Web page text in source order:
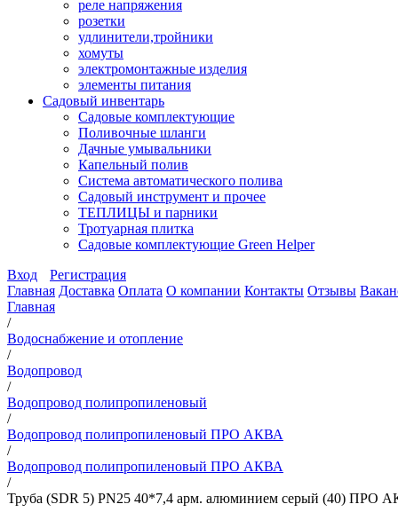
реле напряжения
розетки
удлинители,тройники
хомуты
электромонтажные изделия
элементы питания
Садовый инвентарь
Садовые комплектующие
Поливочные шланги
Дачные умывальники
Капельный полив
Система автоматического полива
Садовый инструмент и прочее
ТЕПЛИЦЫ и парники
Тротуарная плитка
Садовые комплектующие Green Helper
Вход
Регистрация
Главная Доставка Оплата О компании Контакты Отзывы
Главная
/
Водоснабжение и отопление
/
Водопровод
/
Водопровод полипропиленовый
/
Водопровод полипропиленовый ПРО АКВА
/
Водопровод полипропиленовый ПРО АКВА
/
Труба (SDR 5) PN25 40*7,4 арм. алюминием серый (40) ПРО